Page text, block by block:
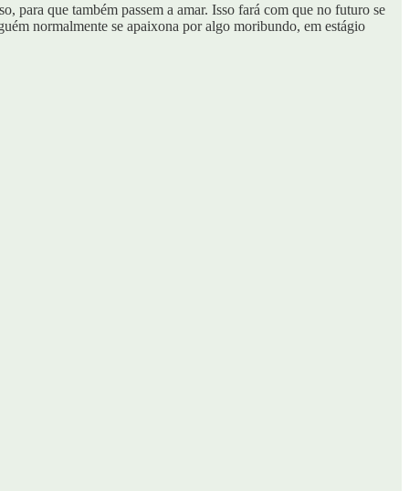
para que também passem a amar. Isso fará com que no futuro se
normalmente se apaixona por algo moribundo, em estágio